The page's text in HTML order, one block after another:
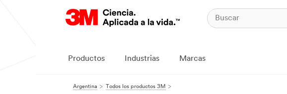
Productos Industrias Marcas
Argentina Todos los productos 3M